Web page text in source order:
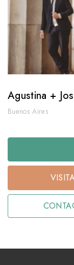
Agustina +
Buenos Aires